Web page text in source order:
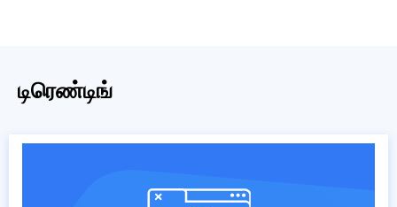
டிரெண்டிங்